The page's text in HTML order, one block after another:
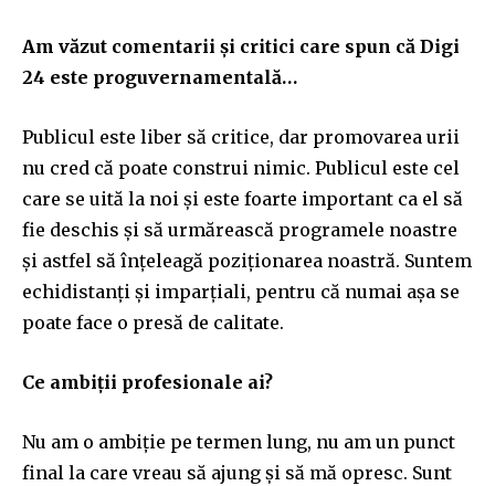
Am văzut comentarii și critici care spun că Digi
24 este proguvernamentală…
Publicul este liber să critice, dar promovarea urii
nu cred că poate construi nimic. Publicul este cel
care se uită la noi și este foarte important ca el să
fie deschis și să urmărească programele noastre
și astfel să înțeleagă poziționarea noastră. Suntem
echidistanți și imparțiali, pentru că numai așa se
poate face o presă de calitate.
Ce ambiții profesionale ai?
Nu am o ambiție pe termen lung, nu am un punct
final la care vreau să ajung și să mă opresc. Sunt